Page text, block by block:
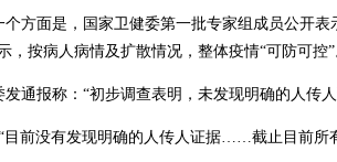
方面是，国家卫健委第一批专家组成员公开
，按病人病情及扩散情况，整体疫情“可防可控”
发通报称：“初步调查表明，未发现明确的人传
目前没有发现明确的人传人证据……截止目前所